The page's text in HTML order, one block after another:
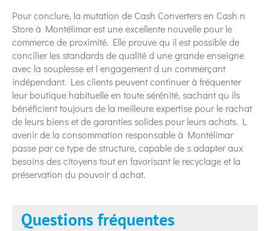
Pour conclure, la mutation de Cash Converters en Cash n
Store à Montélimar est une excellente nouvelle pour le
commerce de proximité. Elle prouve qu il est possible de
concilier les standards de qualité d une grande enseigne
avec la souplesse et l engagement d un commerçant
indépendant. Les clients peuvent continuer à fréquenter
leur boutique habituelle en toute sérénité, sachant qu ils
bénéficient toujours de la meilleure expertise pour le rachat
de leurs biens et de garanties solides pour leurs achats. L
avenir de la consommation responsable à Montélimar
passe par ce type de structure, capable de s adapter aux
besoins des citoyens tout en favorisant le recyclage et la
préservation du pouvoir d achat.
Questions fréquentes